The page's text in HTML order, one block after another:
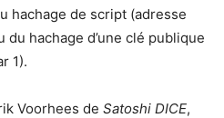
hachage de script (adresse
hachage d’une clé publique
1).
Voorhees de Satoshi DICE,